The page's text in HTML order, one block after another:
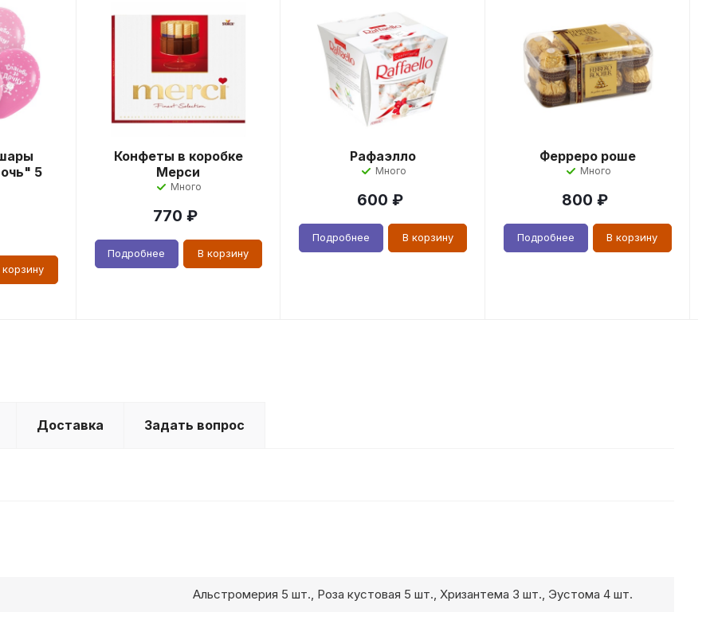
5
Конфеты в коробке
Мерси
Много
770 ₽
Подробнее В корзину
Рафаэлло
Много
600 ₽
Подробнее В корзину
Ферреро роше
Много
800 ₽
Подробнее В корзину
Доставка Задать вопрос
Альстромерия 5 шт., Роза кустовая 5 шт., Хризантема 3 шт., Эустома 4 шт.